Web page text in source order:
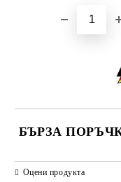
БЪРЗА
Оцени продукта